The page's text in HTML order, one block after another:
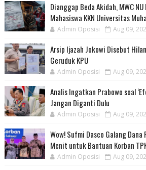
Dianggap Beda Akidah, MWC
Mahasiswa KKN Universitas
Admin Oposisi Aug 09,
Arsip Ijazah Jokowi Disebut
Geruduk KPU
Admin Oposisi Aug 09,
Analis Ingatkan Prabowo soal
Jangan Diganti Dulu
Admin Oposisi Aug 09,
Wow! Sufmi Dasco Galang
Menit untuk Bantuan Korban
Admin Oposisi Aug 09,